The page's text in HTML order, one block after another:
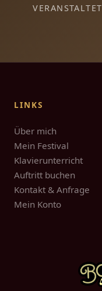
VERANSTALTET
LINKS
Über mich
Mein Festival
Klavierunterricht
Auftritt buchen
Kontakt & Anfrage
Mein Konto